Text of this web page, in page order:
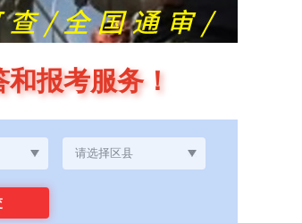
报考服务！